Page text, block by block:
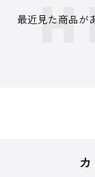
最近見た商品が